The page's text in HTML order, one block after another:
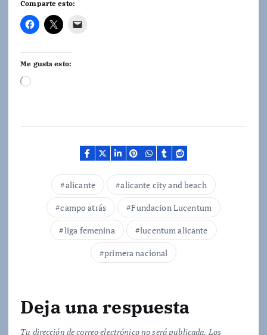
Comparte esto:
Me gusta esto:
C
a
alicante
alicante city and beach
campo atrás
Fundacion Lucentum
liga femenina
lucentum alicante
primera nacional
Deja una respuesta
Tu dirección de correo electrónico no será publicada. Los